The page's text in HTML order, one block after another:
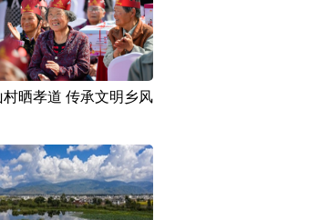
村晒孝道 传承文明乡风